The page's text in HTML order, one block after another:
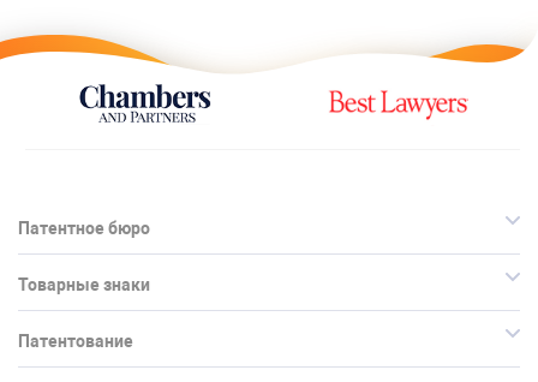
Патентное бюро
Товарные знаки
Патентование